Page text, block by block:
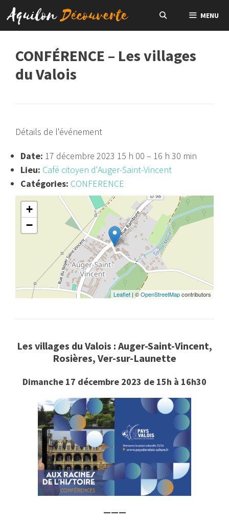
Aller
au
contenu
MENU
CONFÉRENCE – Les villages
du Valois
Détails de l'événement
Date: 17 décembre 2023 15 h 00 – 16 h 30 min
Lieu: Café citoyen d'Auger-Saint-Vincent
Catégories: CONFERENCE
+
−
Leaflet | ©OpenStreetMapcontributors
Les villages du Valois : Auger-Saint-Vincent,
Rosières, Ver-sur-Launette
Dimanche 17 décembre 2023 de 15h à 16h30
———